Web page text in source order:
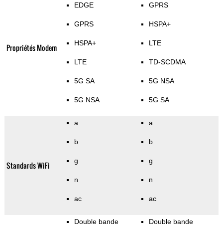
Propriétés Modem
EDGE
GPRS
HSPA+
LTE
5G SA
5G NSA
GPRS
HSPA+
LTE
TD-SCDMA
5G NSA
5G SA
Standards WiFi
a
b
g
n
ac
a
b
g
n
ac
Double bande Double bande